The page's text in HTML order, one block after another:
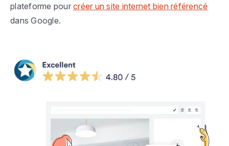
plateforme pour créer un site internet bien référencé
dans Google.